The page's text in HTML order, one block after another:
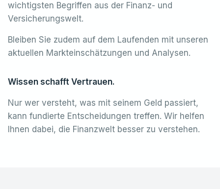
wichtigsten Begriffen aus der Finanz- und
Versicherungswelt.
Bleiben Sie zudem auf dem Laufenden mit unseren
aktuellen Markteinschätzungen und Analysen.
Wissen schafft Vertrauen.
Nur wer versteht, was mit seinem Geld passiert,
kann fundierte Entscheidungen treffen. Wir helfen
Ihnen dabei, die Finanzwelt besser zu verstehen.